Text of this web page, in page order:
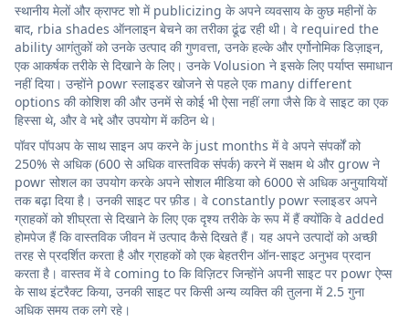
स्थानीय मेलों और क्राफ्ट शो में publicizing के अपने व्यवसाय के कुछ महीनों के
बाद, rbia shades ऑनलाइन बेचने का तरीका ढूंढ रही थी। वे required the
ability आगंतुकों को उनके उत्पाद की गुणवत्ता, उनके हल्के और एर्गोनोमिक डिज़ाइन,
एक आकर्षक तरीके से दिखाने के लिए। उनके Volusion ने इसके लिए पर्याप्त समाधान
नहीं दिया। उन्होंने powr स्लाइडर खोजने से पहले एक many different
options की कोशिश की और उनमें से कोई भी ऐसा नहीं लगा जैसे कि वे साइट का एक
हिस्सा थे, और वे भद्दे और उपयोग में कठिन थे।
पॉवर पॉपअप के साथ साइन अप करने के just months में वे अपने संपर्कों को
250% से अधिक (600 से अधिक वास्तविक संपर्क) करने में सक्षम थे और grow ने
powr सोशल का उपयोग करके अपने सोशल मीडिया को 6000 से अधिक अनुयायियों
तक बढ़ा दिया है। उनकी साइट पर फ़ीड। वे constantly powr स्लाइडर अपने
ग्राहकों को शीघ्रता से दिखाने के लिए एक दृश्य तरीके के रूप में हैं क्योंकि वे added
होमपेज हैं कि वास्तविक जीवन में उत्पाद कैसे दिखते हैं। यह अपने उत्पादों को अच्छी
तरह से प्रदर्शित करता है और ग्राहकों को एक बेहतरीन ऑन-साइट अनुभव प्रदान
करता है। वास्तव में वे coming to कि विज़िटर जिन्होंने अपनी साइट पर powr ऐप्स
के साथ इंटरैक्ट किया, उनकी साइट पर किसी अन्य व्यक्ति की तुलना में 2.5 गुना
अधिक समय तक लगे रहे।